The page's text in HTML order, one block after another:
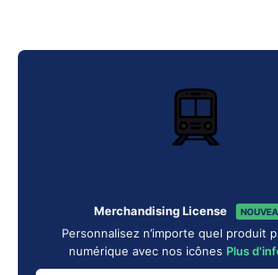
Merchandising License
Personnalisez n’importe quel produit
numérique avec nos icônes Plus